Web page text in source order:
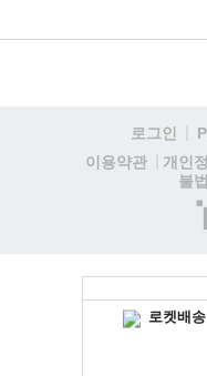
로그인
이용약관
개인
불